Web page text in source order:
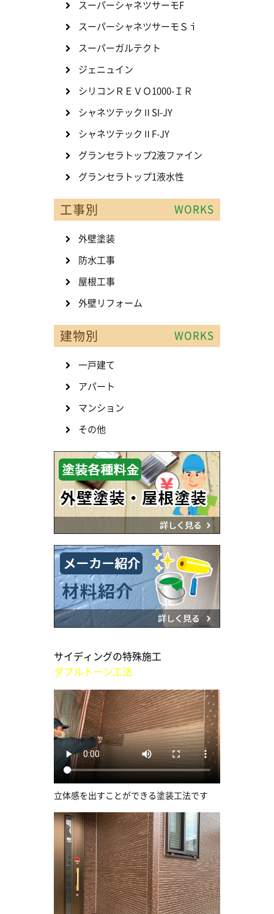
スーパーシャネツサーモF
スーパーシャネツサーモＳｉ
スーパーガルテクト
ジェニュイン
シリコンＲＥＶＯ1000-ＩＲ
シャネツテックⅡSI-JY
シャネツテックⅡF-JY
グランセラトップ2液ファイン
グランセラトップ1液水性
工事別 WORKS
外壁塗装
防水工事
屋根工事
外壁リフォーム
建物別 WORKS
一戸建て
アパート
マンション
その他
サイディングの特殊施工
ダブルトーン工法
立体感を出すことができる塗装工法です